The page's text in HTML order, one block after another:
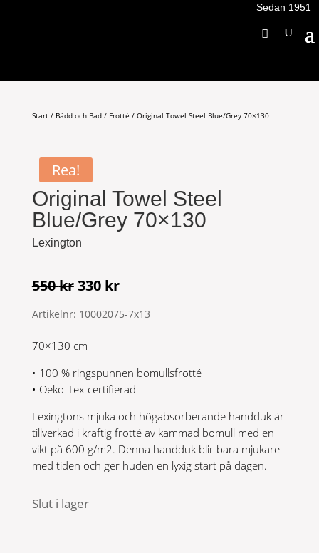
Sedan 1951
Start/ Bädd och Bad/ Frotté / Original Towel Steel Blue/Grey 70×130
Rea!
Original Towel Steel
Blue/Grey 70×130
Lexington
550krDet
ursprungliga
priset
550 kr.
330 krDet
nuvarande
priset
Artikelnr: 10002075-7x13
70×130 cm
• 100 % ringspunnen bomullsfrotté
• Oeko-Tex-certifierad
Lexingtons mjuka och högabsorberande handduk är
tillverkad i kraftig frotté av kammad bomull med en
vikt på 600 g/m2. Denna handduk blir bara mjukare
med tiden och ger huden en lyxig start på dagen.
Slut i lager